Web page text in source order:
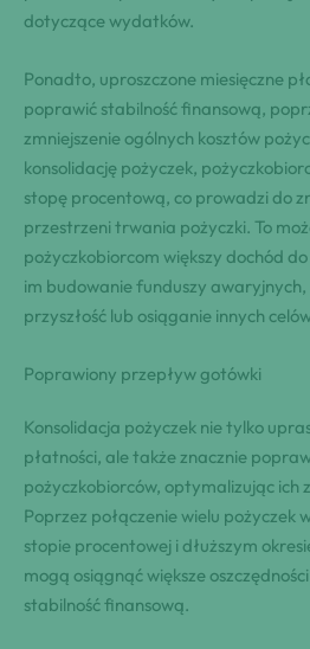
dotyczące wydatków.
Ponadto, uproszczone miesięczne
poprawić stabilność finansową,
zmniejszenie ogólnych kosztów
konsolidację pożyczek,
stopę procentową, co prowadzi do
przestrzeni trwania pożyczki. To
pożyczkobiorcom większy dochód
im budowanie funduszy
przyszłość lub osiąganie innych
Poprawiony przepływ gotówki
Konsolidacja pożyczek nie tylko
płatności, ale także znacznie
pożyczkobiorców, optymalizując ich
Poprzez połączenie wielu pożyczek
stopie procentowej i dłuższym
mogą osiągnąć większe
stabilność finansową.